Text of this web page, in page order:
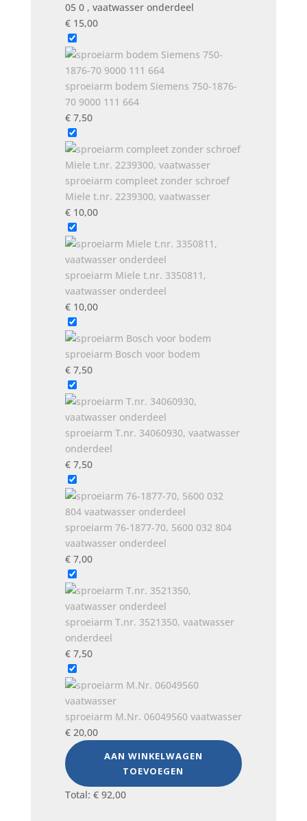
05 0 , vaatwasser onderdeel
€15,00
sproeiarm bodem Siemens 750-1876-
70 9000 111 664
€7,50
sproeiarm compleet zonder schroef
Miele t.nr. 2239300, vaatwasser
€10,00
sproeiarm Miele t.nr. 3350811,
vaatwasser onderdeel
€10,00
sproeiarm Bosch voor bodem
€7,50
sproeiarm T.nr. 34060930, vaatwasser
onderdeel
€7,50
sproeiarm 76-1877-70, 5600 032 804
vaatwasser onderdeel
€7,00
sproeiarm T.nr. 3521350, vaatwasser
onderdeel
€7,50
sproeiarm M.Nr. 06049560 vaatwasser
€20,00
AAN WINKELWAGEN
TOEVOEGEN
Total: €92,00